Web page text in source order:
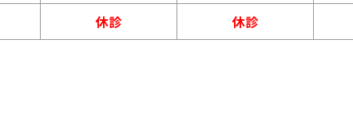
休診 休診